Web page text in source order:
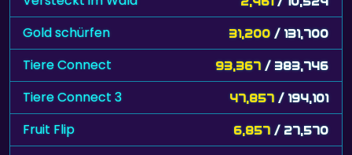
Gold schürfen 31,200 / 131,700
Tiere Connect 93,367 / 383,746
Tiere Connect 3 47,857 / 194,101
Fruit Flip 6,857 / 27,570